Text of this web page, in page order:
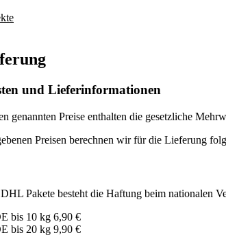
und Lieferinformationen
genannten Preise enthalten die gesetzliche
Preisen berechnen wir für die Lieferung
Pakete besteht die Haftung beim nationalen
bis 10 kg 6,90 €
bis 20 kg 9,90 €